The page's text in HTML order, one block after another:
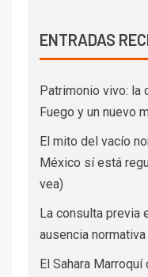
ENTRADAS
Patrimonio vivo: la
Fuego y un nuevo
El mito del vacío
México sí está
vea)
La consulta previa
ausencia
El Sahara